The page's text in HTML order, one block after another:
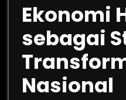
Ekonomi
sebagai
Nasional